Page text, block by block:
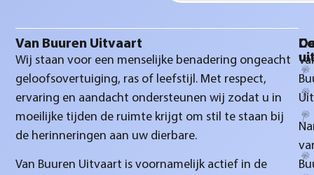
Van Buuren Uitvaart
Wij staan voor een menselijke benadering ongeacht
geloofsovertuiging, ras of leefstijl. Met respect,
ervaring en aandacht ondersteunen wij zodat u in
moeilijke tijden de ruimte krijgt om stil te staan bij
de herinneringen aan uw dierbare.
Van Buuren Uitvaart is voornamelijk actief in de